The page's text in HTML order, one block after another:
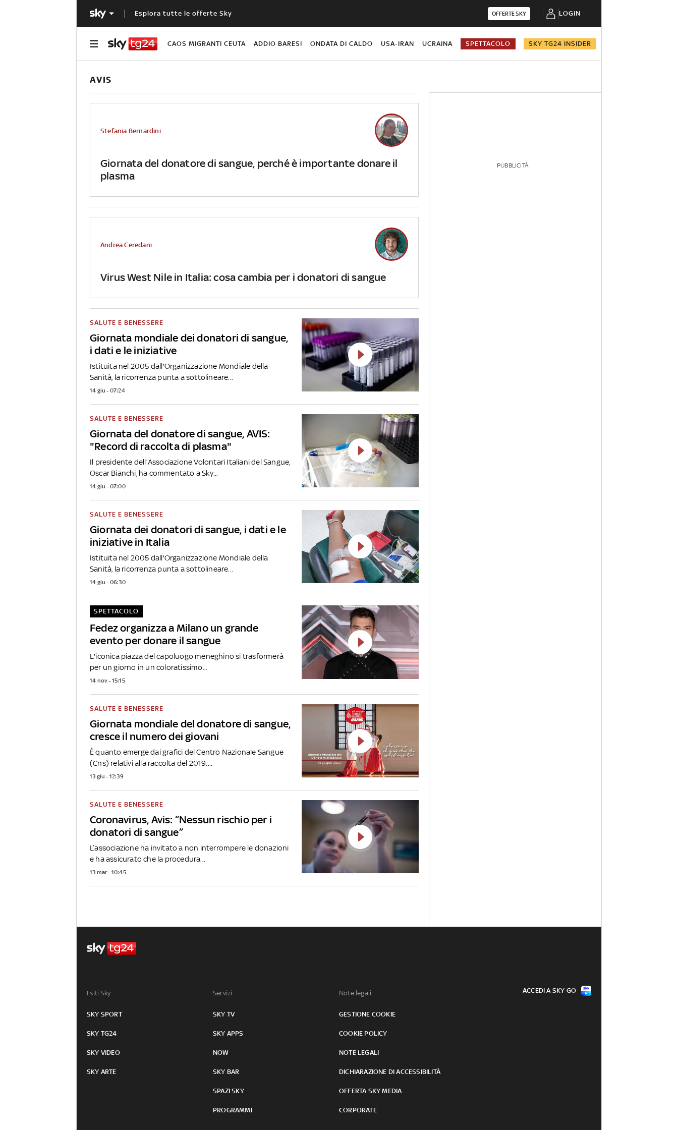
Esplora tutte le offerte Sky OFFERTE SKY LOGIN
CAOS MIGRANTI CEUTA ADDIO BARESI ONDATA DI CALDO USA-IRAN UCRAINA SPETTACOLO SKY TG24 INSIDER
AVIS
Giornata del donatore di sangue, perché è importante donare il
plasma
Stefania Bernardini
Virus West Nile in Italia: cosa cambia per i donatori di sangue
Andrea Ceredani
Giornata mondiale dei donatori di sangue,
i dati e le iniziative
SALUTE E BENESSERE
Istituita nel 2005 dall'Organizzazione Mondiale della
Sanità, la ricorrenza punta a sottolineare...
14 giu - 07:24
Giornata del donatore di sangue, AVIS:
"Record di raccolta di plasma"
SALUTE E BENESSERE
Il presidente dell’Associazione Volontari Italiani del Sangue,
Oscar Bianchi, ha commentato a Sky...
14 giu - 07:00
Giornata dei donatori di sangue, i dati e le
iniziative in Italia
SALUTE E BENESSERE
Istituita nel 2005 dall'Organizzazione Mondiale della
Sanità, la ricorrenza punta a sottolineare...
14 giu - 06:30
Fedez organizza a Milano un grande
evento per donare il sangue
SPETTACOLO
L'iconica piazza del capoluogo meneghino si trasformerà
per un giorno in un coloratissimo...
14 nov - 15:15
Giornata mondiale del donatore di sangue,
cresce il numero dei giovani
SALUTE E BENESSERE
È quanto emerge dai grafici del Centro Nazionale Sangue
(Cns) relativi alla raccolta del 2019....
13 giu - 12:39
Coronavirus, Avis: “Nessun rischio per i
donatori di sangue”
SALUTE E BENESSERE
L’associazione ha invitato a non interrompere le donazioni
e ha assicurato che la procedura...
13 mar - 10:45
PUBBLICITÀ
I siti Sky:
SKY SPORT
SKY TG24
SKY VIDEO
SKY ARTE
Servizi:
SKY TV
SKY APPS
NOW
SKY BAR
SPAZI SKY
PROGRAMMI
Note legali:
GESTIONE COOKIE
COOKIE POLICY
NOTE LEGALI
DICHIARAZIONE DI ACCESSIBILITÀ
OFFERTA SKY MEDIA
CORPORATE
ACCEDI A SKY GO